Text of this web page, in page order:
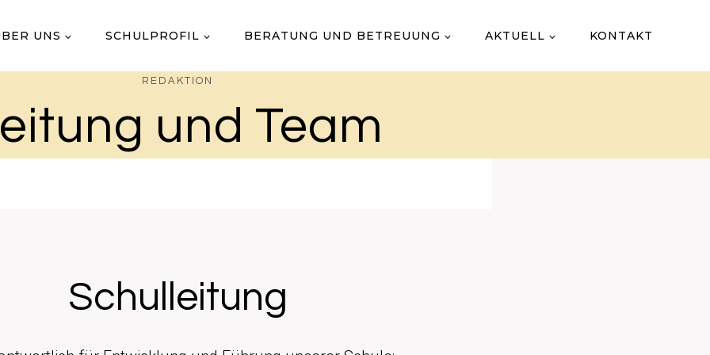
UNS SCHULPROFIL BERATUNG UND BETREUUNG AKTUELL KONTAKT
REDAKTION
und Team
Schulleitung